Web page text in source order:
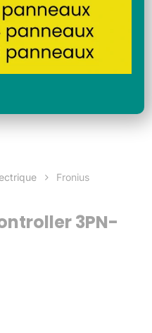
Fronius
3PN-